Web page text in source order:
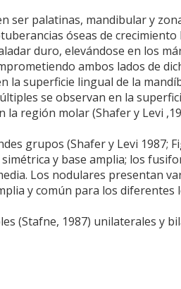
ser palatinas, mandibular y
óseas de crecimiento
duro, elevándose en los
ambos lados de
la superficie lingual de la
se observan en la
región molar (Shafer y Levi
grupos (Shafer y Levi 1987;
y base amplia; los
Los nodulares presentan
y común para los diferentes
(Stafne, 1987) unilaterales y